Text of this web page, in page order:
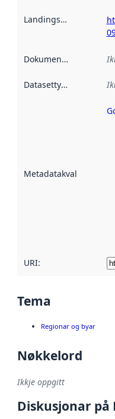
Landingsside
Dokumentasjon
Datasettype
Metadatakvalitet
URI:
Tema
Regionar og byar
Nøkkelord
Ikkje oppgitt
Diskusjonar på